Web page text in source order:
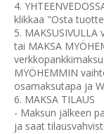
4.
klikkaa "Osta
5.
tai MAKSA
MYÖHEMMIN
osamaksutapa ja
6. MAKSA TILAUS
- Maksun jälkeen
ja saat